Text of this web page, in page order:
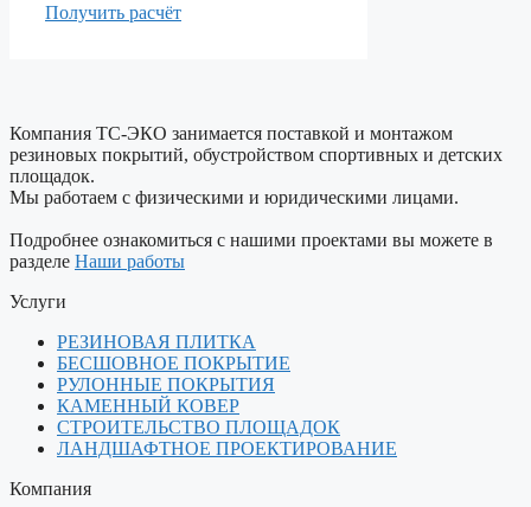
Получить расчёт
Компания ТС-ЭКО занимается поставкой и монтажом
резиновых покрытий, обустройством спортивных и детских
площадок.
Мы работаем с физическими и юридическими лицами.
Подробнее ознакомиться с нашими проектами вы можете в
разделе Наши работы
Услуги
РЕЗИНОВАЯ ПЛИТКА
БЕСШОВНОЕ ПОКРЫТИЕ
РУЛОННЫЕ ПОКРЫТИЯ
КАМЕННЫЙ КОВЕР
СТРОИТЕЛЬСТВО ПЛОЩАДОК
ЛАНДШАФТНОЕ ПРОЕКТИРОВАНИЕ
Компания